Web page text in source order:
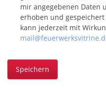
mir angegebenen Daten
erhoben und
kann jederzeit mit
Speichern